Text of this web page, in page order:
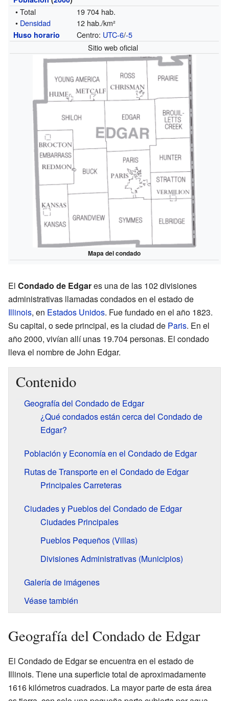
• Total
19 704 hab.
• Densidad 12 hab./km²
Huso horario Centro: UTC-6/-5
Sitio web oficial
Mapa del condado
El Condado de Edgares una de las 102 divisiones
administrativas llamadas condados en el estado de
Illinois, en Estados Unidos. Fue fundado en el año 1823.
Su capital, o sede principal, es la ciudad de Paris. En el
año 2000, vivían allí unas 19.704 personas. El condado
lleva el nombre de John Edgar.
Contenido
Geografía del Condado de Edgar
¿Qué condados están cerca del Condado de
Edgar?
Población y Economía en el Condado de Edgar
Rutas de Transporte en el Condado de Edgar
Principales Carreteras
Ciudades y Pueblos del Condado de Edgar
Ciudades Principales
Pueblos Pequeños (Villas)
Divisiones Administrativas (Municipios)
Galería de imágenes
Véase también
Geografía del Condado de Edgar
El Condado de Edgar se encuentra en el estado de
Illinois. Tiene una superficie total de aproximadamente
1616 kilómetros cuadrados. La mayor parte de esta área